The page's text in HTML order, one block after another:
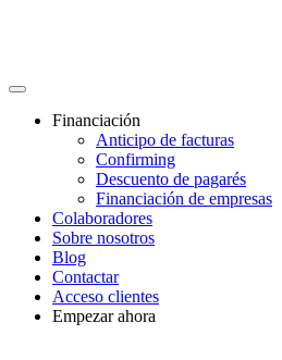
Financiación
Anticipo de facturas
Confirming
Descuento de pagarés
Financiación de empresas
Colaboradores
Sobre nosotros
Blog
Contactar
Acceso clientes
Empezar ahora